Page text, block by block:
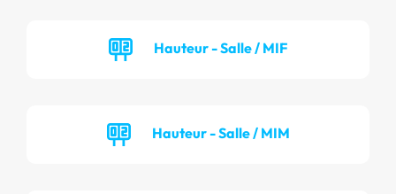
Hauteur - Salle / MIF
Hauteur - Salle / MIM